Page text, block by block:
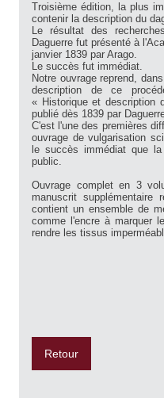
Troisième édition, la plus
contenir la description du
Le résultat des
Daguerre fut présenté à
janvier 1839 par Arago.
Le succès fut immédiat.
Notre ouvrage reprend,
description de ce
« Historique et description
publié dès 1839 par
C'est l'une des premières
ouvrage de vulgarisation
le succès immédiat que
public.
Ouvrage complet en 3
manuscrit supplémentaire
contient un ensemble de
comme l'encre à marquer
rendre les tissus
Retour